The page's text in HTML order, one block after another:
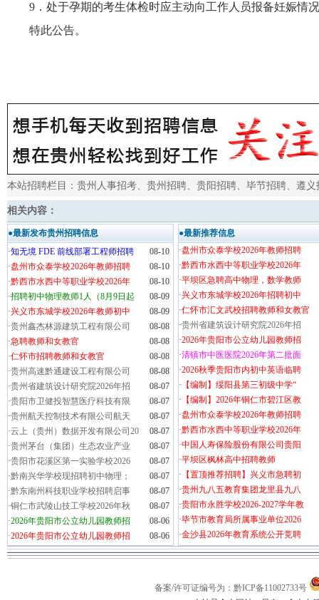
9．处于孕期的考生体检时应主动向工作人员报备妊娠情
特此公告。
本站招聘栏目： 贵州人事招考、 贵州招聘、 贵阳招聘、 毕节招聘、 遵义
相关内容：
●最新发布贵州招聘信息
·知无境 FDE 前线部署工程师招聘
08-10
·盘州市众泰学校2026年教师招聘
08-10
·黔西市水西中等职业学校2026年
08-10
·招聘初中物理教师1人（8月9日起
08-09
·兴义市东城学校2026年教师初中
08-09
·贵州鑫杰林源建筑工程有限公司
08-08
·急聘教师和女教官
08-08
·仁怀市招聘教师和女教官
08-08
·贵州高速黔通建设工程有限公司
08-08
·贵州省建筑设计研究院2026年招
08-07
·贵阳市卫健投智慧医疗科技有限
08-07
·贵州航天控制技术有限公司航天
08-07
·云上（贵州）数据开发有限公司20
08-07
·贵州茅台（集团）生态农业产业
08-07
·贵阳市花溪区第一实验学校2026
08-07
·黔南兴华学校现招聘初中物理；
08-07
·黔东南州科技职业学校招聘启事
08-07
·铜仁市武陵山技工学校2026年秋
08-07
·2026年贵阳市公立幼儿园教师招
08-06
·2026年贵阳市公立幼儿园教师招 08-06
●最新推荐信息
·盘州市众泰学校2026年教师招聘
·黔西市水西中等职业学校2026年
·平坝区急聘高中物理，数学教师
·兴义市东城学校2026年招聘初中
·仁怀市汇文武校招聘教师和女教官
·贵州省建筑设计研究院2026年招
·2026年贵阳市公立幼儿园教师招
·清镇市中医医院2026年第二批面
·2026秋季贵阳市内初中英语临聘
· 【编制】绥阳县第三初级中学“
· 【编制】2026年铜仁市碧江区教
·盘州市众泰学校2026年教师招聘
·黔西市水西中等职业学校2026年
·中国人寿保险股份有限公司贵阳
·平坝区枫林高中招聘教师
· 【置顶推荐招聘】兴义市急聘初
·贵州九八五教育集团龙里县九八
·贵阳市永胜学校2026-2027学年教
·毕节市教育局所属事业单位2026
·金沙县2026年教育系统公开竞聘
备案/许可证编号为：黔ICP备11002733号